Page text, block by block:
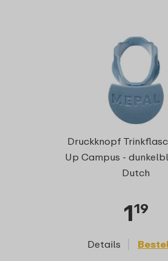
Druckknopf
Up Campus -
Dutch
119
Details